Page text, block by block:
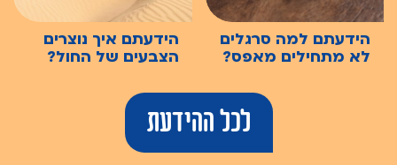
הידעתם למה סרגלים
לא מתחילים מאפס?
הידעתם איך נוצרים
הצבעים של החול?
לכל ההידעת